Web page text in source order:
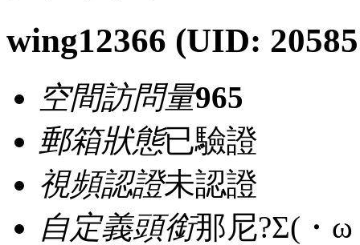
wing12366 (UID:
空間訪問量965
郵箱狀態已驗證
視頻認證未認證
自定義頭銜那尼?Σ(・ω